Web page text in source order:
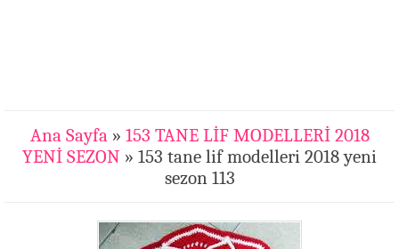
Ana Sayfa» 153 TANE LİF MODELLERİ 2018
YENİ SEZON » 153 tane lif modelleri 2018 yeni
sezon 113